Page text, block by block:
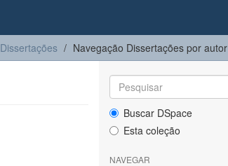
Dissertações Navegação Dissertações por autor
Buscar DSpace
Esta coleção
NAVEGAR